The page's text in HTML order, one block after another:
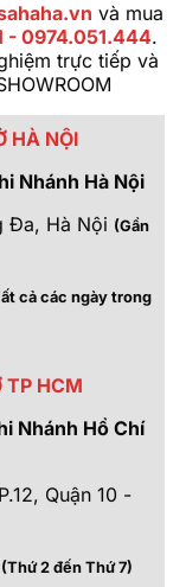
và mua
- 0974.051.444.
trực tiếp và
HÀ NỘI
Nhánh Hà Nội
Đa, Hà Nội (Gần
cả các ngày trong
TP HCM
Nhánh Hồ Chí
Quận 10 -
(Thứ 2 đến Thứ 7)